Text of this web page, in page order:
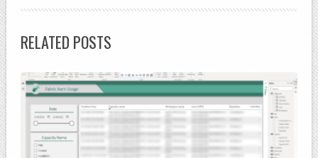
RELATED POSTS